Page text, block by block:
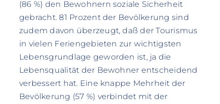
(86 %) den Bewohnern soziale Sicherheit
gebracht. 81 Prozent der Bevölkerung sind
zudem davon überzeugt, daß der Tourismus
in vielen Feriengebieten zur wichtigsten
Lebensgrundlage geworden ist, ja die
Lebensqualität der Bewohner entscheidend
verbessert hat. Eine knappe Mehrheit der
Bevölkerung (57 %) verbindet mit der